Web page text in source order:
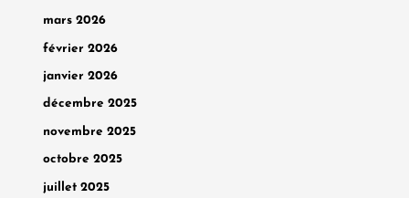
mars 2026
février 2026
janvier 2026
décembre 2025
novembre 2025
octobre 2025
juillet 2025